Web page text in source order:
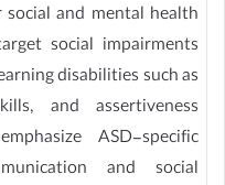
and mental health
social impairments
disabilities such as
and assertiveness
ASD-specific
and social